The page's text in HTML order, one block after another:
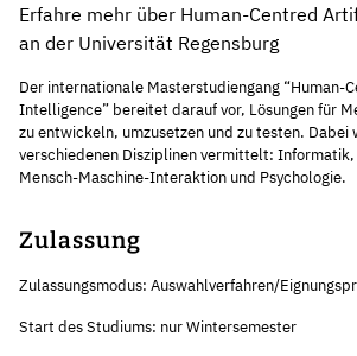
Erfahre mehr über Human-Centred
an der Universität Regensburg
Der internationale Masterstudiengang “Human-
Intelligence” bereitet darauf vor, Lösungen für
zu entwickeln, umzusetzen und zu testen. Dabei
verschiedenen Disziplinen vermittelt: Informatik,
Mensch-Maschine-Interaktion und Psychologie.
Zulassung
Zulassungsmodus: Auswahlverfahren/
Start des Studiums: nur Wintersemester